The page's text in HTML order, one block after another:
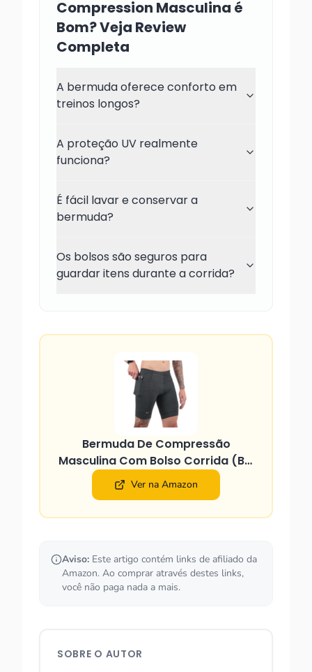
Compression Masculina é
Bom? Veja Review
Completa
A bermuda oferece conforto em
treinos longos?
A proteção UV realmente
funciona?
É fácil lavar e conservar a
bermuda?
Os bolsos são seguros para
guardar itens durante a corrida?
Bermuda De Compressão
Masculina Com Bolso Corrida (BR,
Alfa
Ver na Amazon
Aviso: Este artigo contém links de afiliado da
Amazon. Ao comprar através destes links,
você não paga nada a mais.
SOBRE O AUTOR